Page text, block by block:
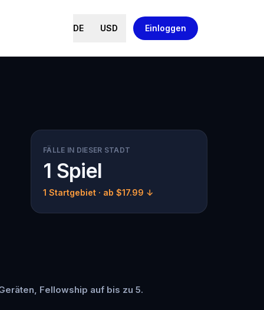
DE USD Einloggen
FÄLLE IN DIESER STADT
1 Spiel
1 Startgebiet · ab $17.99 ↓
Fellowship auf bis zu 5.